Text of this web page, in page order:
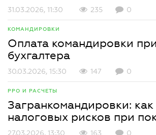
31.03.2026, 11:30 235 0
КОМАНДИРОВКИ
Оплата командировки
бухгалтера
30.03.2026, 15:30 147 0
РРО И РАСЧЕТЫ
Загранкомандировки:
налоговых рисков при
27.03.2026, 13:30 163 0